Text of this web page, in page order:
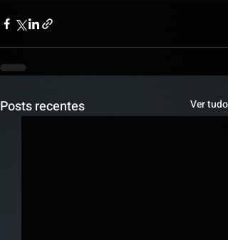
Posts recentes Ver tudo